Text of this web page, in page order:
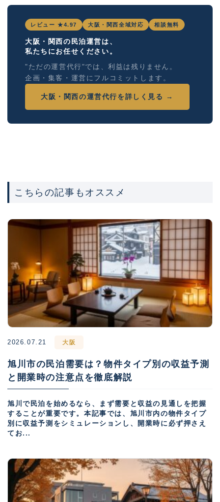
レビュー ★4.97 大阪・関西全域対応 相談無料
大阪・関西の民泊運営は、
私たちにお任せください。
"ただの運営代行"では、利益は残りません。
企画・集客・運営にフルコミットします。
大阪・関西の運営代行を詳しく見る →
こちらの記事もオススメ
2026.07.21 大阪
旭川市の民泊需要は？物件タイプ別の収益予測
と開業時の注意点を徹底解説
旭川で民泊を始めるなら、まず需要と収益の見通しを把握
することが重要です。本記事では、旭川市内の物件タイプ
別に収益予測をシミュレーションし、開業時に必ず押さえ
てお...